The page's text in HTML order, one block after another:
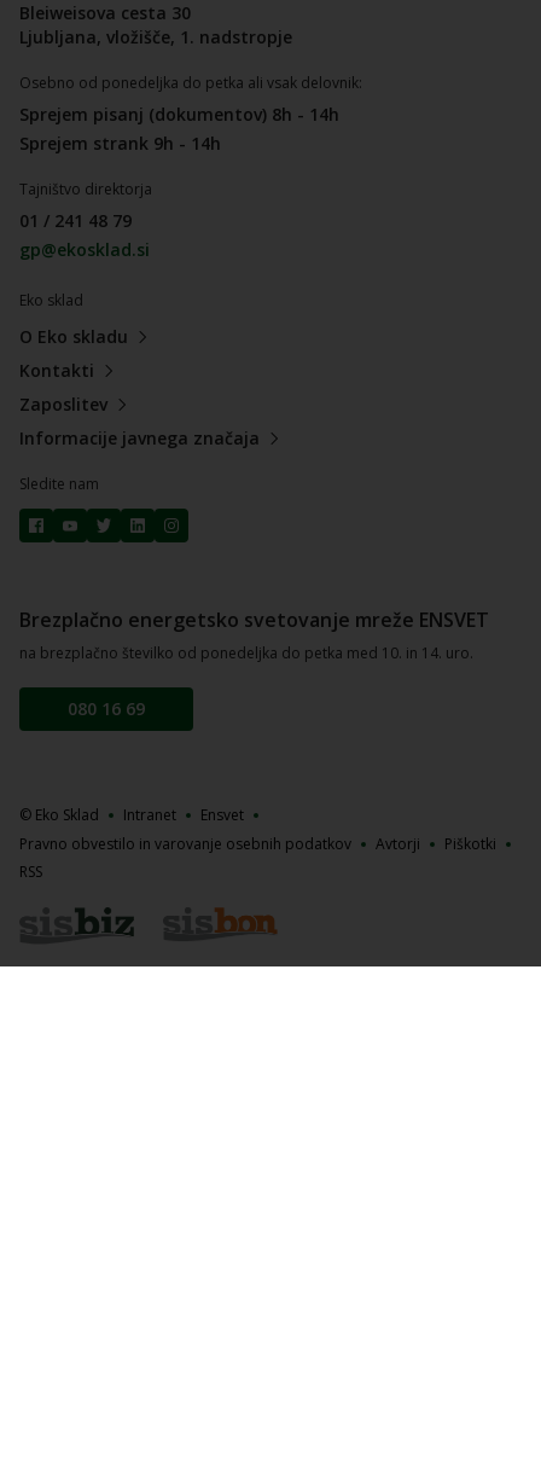
Bleiweisova cesta 30
Ljubljana, vložišče, 1. nadstropje
Osebno od ponedeljka do petka ali vsak delovnik:
Sprejem pisanj (dokumentov) 8h - 14h
Sprejem strank 9h - 14h
Tajništvo direktorja
01 / 241 48 79
gp@ekosklad.si
Eko sklad
O Eko skladu
Kontakti
Zaposlitev
Informacije javnega značaja
Sledite nam
Brezplačno energetsko svetovanje mreže ENSVET
na brezplačno številko od ponedeljka do petka med 10. in 14. uro.
080 16 69
© Eko Sklad Intranet
Ensvet
Pravno obvestilo in varovanje osebnih podatkov
Avtorji
Piškotki
RSS